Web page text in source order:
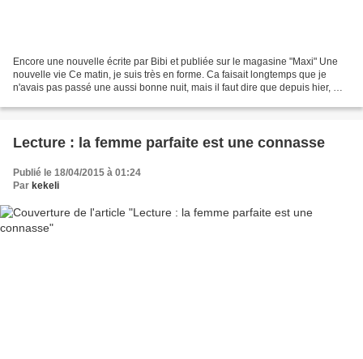
Encore une nouvelle écrite par Bibi et publiée sur le magasine "Maxi" Une
nouvelle vie Ce matin, je suis très en forme. Ca faisait longtemps que je
n'avais pas passé une aussi bonne nuit, mais il faut dire que depuis hier, ma
Lecture : la femme parfaite est une connasse
Publié le 18/04/2015 à 01:24
Par kekeli